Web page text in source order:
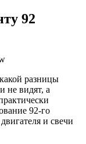
92
разницы
не видят, а
92-го
и свечи